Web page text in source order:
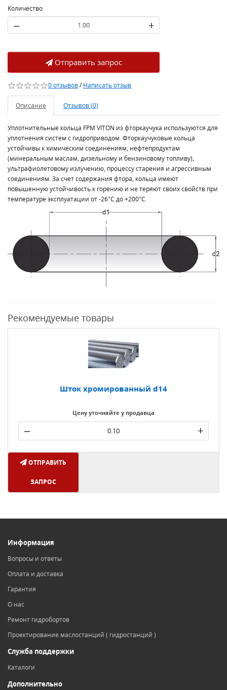
Количество
– +
Отправить запрос
0 отзывов/Написать отзыв
Описание Отзывов (0)
Уплотнительные кольца FPM VITON из фторкаучука используются для
уплотнения систем с гидроприводом. Фторкаучуковые кольца
устойчивы к химическим соединениям, нефтепродуктам
(минеральным маслам, дизельному и бензиновому топливу),
ультрафиолетовому излучению, процессу старения и агрессивным
соединениям. За счет содержания фтора, кольца имеют
повышенную устойчивость к горению и не теряют своих свойств при
температуре эксплуатации от -26°C до +200°C.
Рекомендуемые товары
Шток хромированный d14
Цену уточняйте у продавца
– +
ОТПРАВИТЬ
ЗАПРОС
Информация
Вопросы и ответы
Оплата и доставка
Гарантия
О нас
Ремонт гидробортов
Проектирование маслостанций ( гидростанций )
Служба поддержки
Каталоги
Дополнительно